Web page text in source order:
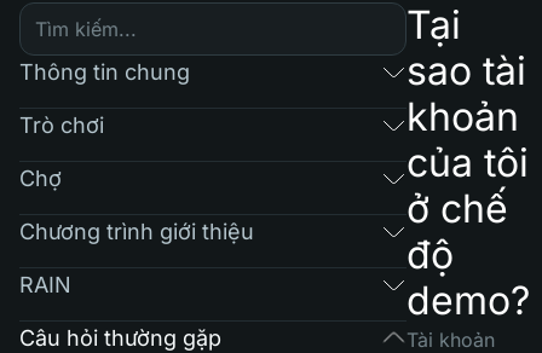
Thông tin chung
Trò chơi
Chợ
Chương trình giới thiệu
RAIN
Câu hỏi thường gặp
Tại
sao tài
khoản
của tôi
ở chế
độ
demo?
Tài khoản